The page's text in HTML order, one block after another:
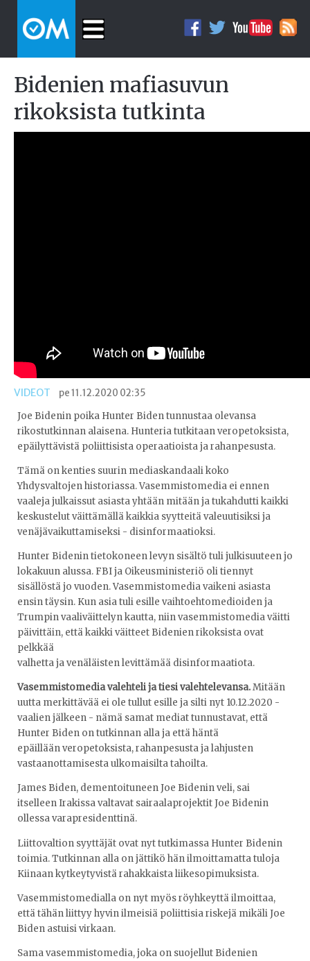
Bidenien mafiasuvun
rikoksista tutkinta
VIDEOT
pe 11.12.2020 02:35
Joe Bidenin poika Hunter Biden tunnustaa olevansa
rikostutkinnan alaisena. Hunteria tutkitaan veropetoksista,
epäilyttävistä poliittisista operaatioista ja rahanpesusta.
Tämä on kenties suurin mediaskandaali koko
Yhdysvaltojen historiassa. Vasemmistomedia ei ennen
vaaleja julkaissut asiasta yhtään mitään ja tukahdutti kaikki
keskustelut väittämällä kaikkia syytteitä valeuutisiksi ja
venäjävaikuttamiseksi - disinformaatioksi.
Hunter Bidenin tietokoneen levyn sisältö tuli julkisuuteen jo
lokakuun alussa. FBI ja Oikeusministeriö oli tiennyt
sisällöstä jo vuoden. Vasemmistomedia vaikeni asiasta
ensin täysin. Kun asia tuli esille vaihtoehtomedioiden ja
Trumpin vaaliväittelyn kautta, niin vasemmistomedia väitti
päivittäin, että kaikki väitteet Bidenien rikoksista ovat
pelkkää
valhetta ja venäläisten levittämää disinformaatiota.
Vasemmistomedia valehteli ja tiesi valehtelevansa.Mitään
uutta merkittävää ei ole tullut esille ja silti nyt 10.12.2020 -
vaalien jälkeen - nämä samat mediat tunnustavat, että
Hunter Biden on tutkinnan alla ja että häntä
epäillään veropetoksista, rahanpesusta ja lahjusten
vastaanottamisesta ulkomaisilta tahoilta.
James Biden, dementoituneen Joe Bidenin veli, sai
itselleen Irakissa valtavat sairaalaprojektit Joe Bidenin
ollessa varapresidenttinä.
Liittovaltion syyttäjät ovat nyt tutkimassa Hunter Bidenin
toimia. Tutkinnan alla on jättikö hän ilmoittamatta tuloja
Kiinaan kytkeytyvistä rahakkaista liikesopimuksista.
Vasemmistomedialla on nyt myös röyhkeyttä ilmoittaa,
että tähän liittyy hyvin ilmeisiä poliittisia riskejä mikäli Joe
Biden astuisi virkaan.
Sama vasemmistomedia, joka on suojellut Bidenien